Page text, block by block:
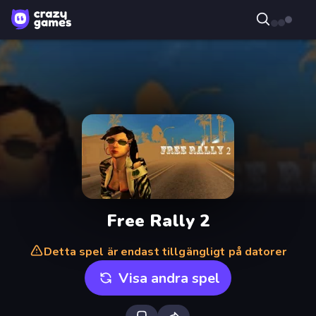
Free Rally 2
Detta spel är endast tillgängligt på datorer
Visa andra spel